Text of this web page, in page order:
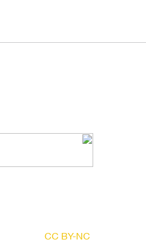
CC BY-NC